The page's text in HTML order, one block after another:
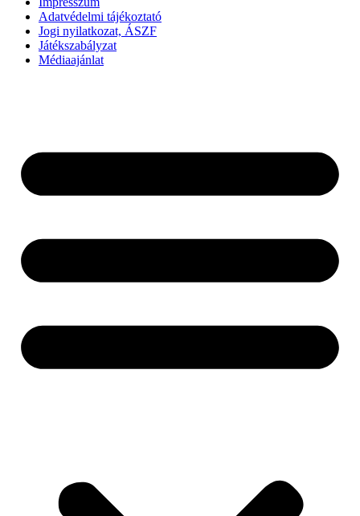
Adatvédelmi tájékoztató
Jogi nyilatkozat, ÁSZF
Játékszabályzat
Médiaajánlat